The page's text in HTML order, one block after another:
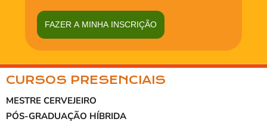
FAZER A MINHA INSCRIÇÃO
CURSOS PRESENCIAIS
MESTRE CERVEJEIRO
PÓS-GRADUAÇÃO HÍBRIDA